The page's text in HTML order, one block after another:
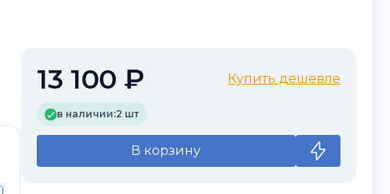
13 100 ₽ Купить дешевле
в наличии:2 шт
В корзину